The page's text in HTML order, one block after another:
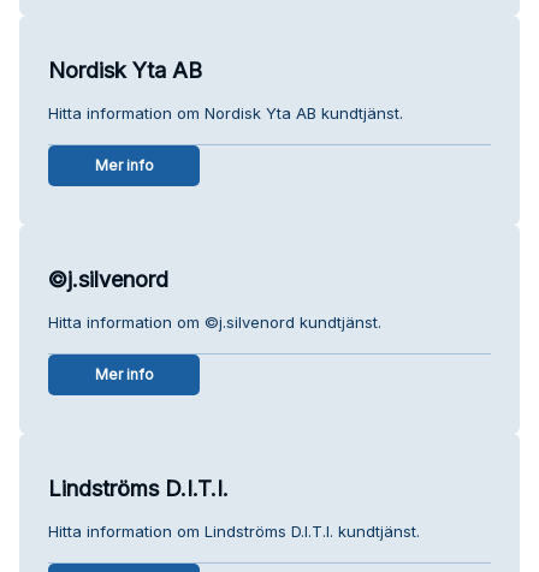
Nordisk Yta AB
Hitta information om Nordisk Yta AB kundtjänst.
Mer info
©j.silvenord
Hitta information om ©j.silvenord kundtjänst.
Mer info
Lindströms D.I.T.I.
Hitta information om Lindströms D.I.T.I. kundtjänst.